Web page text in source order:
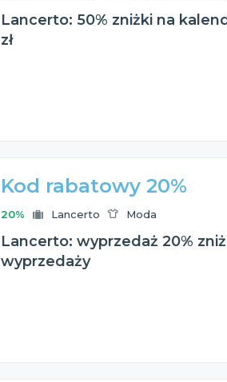
Lancerto: 50% zniżki na
zł
Kod rabatowy 20%
20% Lancerto Moda
Lancerto: wyprzedaż 20%
wyprzedaży